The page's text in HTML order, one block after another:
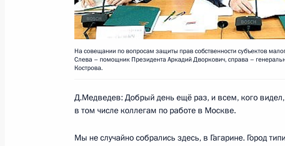
постоянно действующего органа Совета Федерации
20 ноября 2009 года, 11:00
Стенографический отчёт о совещании по
9 сентября 2009 года, 15:30
На совещании по вопросам защиты прав собственности субъектов
Слева – помощник Президента Аркадий Дворкович, справа –
Кострова.
Д.Медведев: Добрый день ещё раз, и всем, кого
в том числе коллегам по работе в Москве.
Мы не случайно собрались здесь, в Гагарине. Город